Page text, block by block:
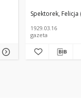
nadnoteckiej
R.9 Nr63
Spektorek, Felicja
1929.03.16
gazeta